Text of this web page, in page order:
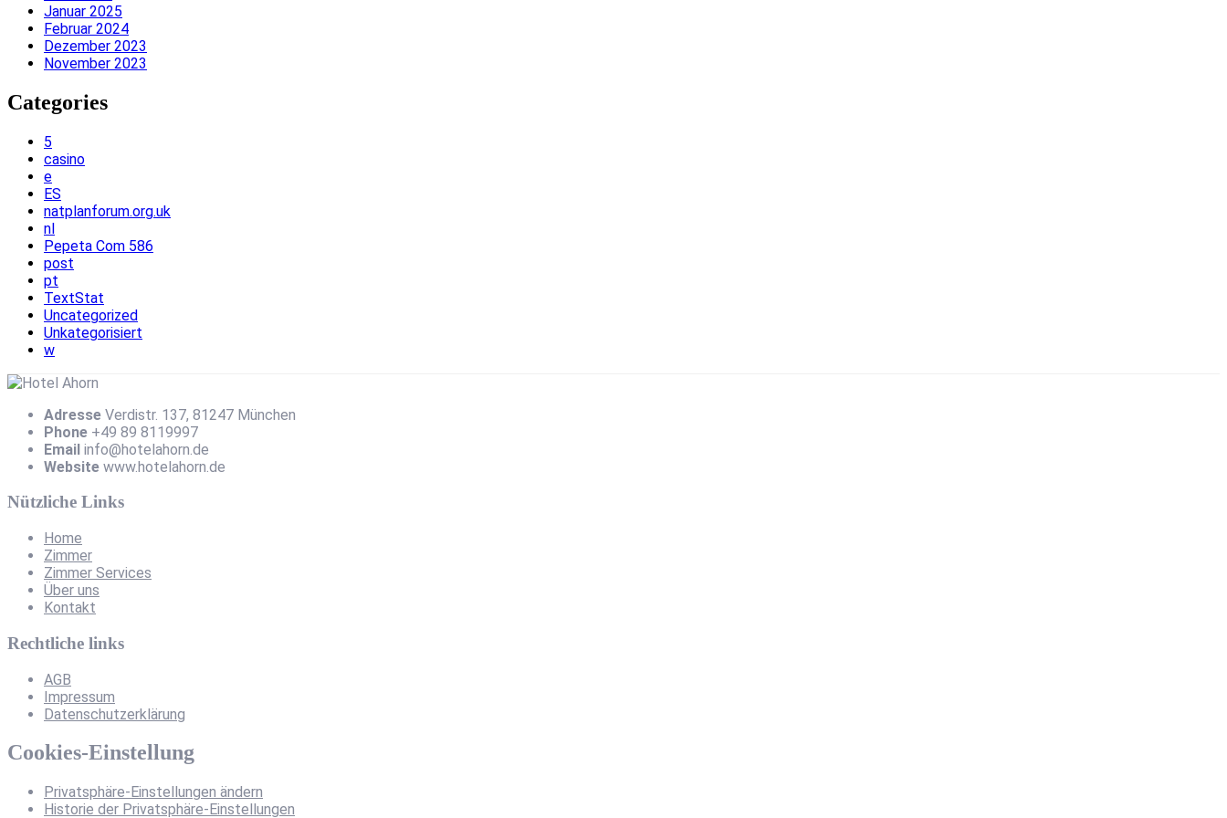
Januar 2025
Februar 2024
Dezember 2023
November 2023
Categories
5
casino
e
ES
natplanforum.org.uk
nl
Pepeta Com 586
post
pt
TextStat
Uncategorized
Unkategorisiert
w
Adresse Verdistr. 137, 81247 München
Phone +49 89 8119997
Email info@hotelahorn.de
Website www.hotelahorn.de
Nützliche Links
Home
Zimmer
Zimmer Services
Über uns
Kontakt
Rechtliche links
AGB
Impressum
Datenschutzerklärung
Cookies-Einstellung
Privatsphäre-Einstellungen ändern
Historie der Privatsphäre-Einstellungen